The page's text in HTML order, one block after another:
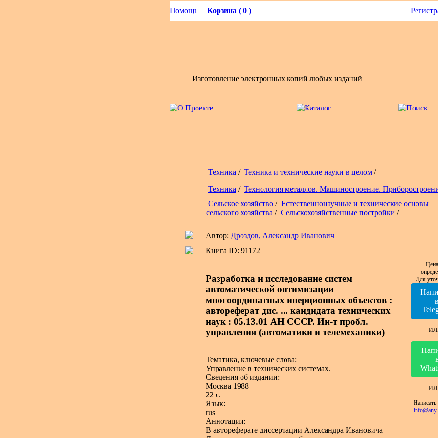
Помощь Корзина ( 0 )
Изготовление электронных копий любых изданий
Техника / Техника и технические науки в целом /
Техника / Технология металлов. Машиностроение.
Сельское хозяйство / Естественнонаучные и технические основы
сельского хозяйства / Сельскохозяйственные постройки /
Автор: Дроздов, Александр Иванович
Книга ID: 91172
Разработка и исследование систем
автоматической оптимизации
многоординатных инерционных объектов :
автореферат дис. ... кандидата технических
наук : 05.13.01 АН СССР. Ин-т пробл.
управления (автоматики и телемеханики)
Тематика, ключевые слова:
Управление в технических системах.
Сведения об издании:
Москва 1988
22 с.
Язык:
rus
Аннотация:
В автореферате диссертации Александра Ивановича
Для
в
в
Написать